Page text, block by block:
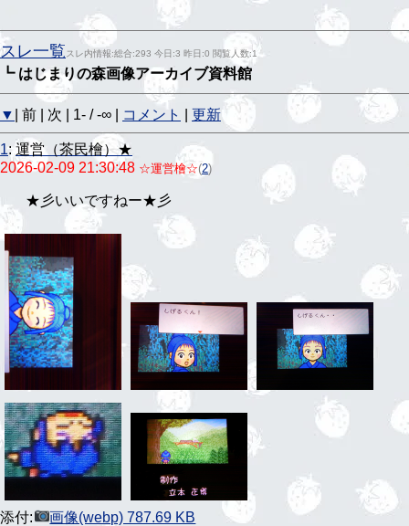
スレ一覧 スレ内情報:総合:293 今日:3 昨日:0 閲覧人数:1
┗ はじまりの森画像アーカイブ資料館
▼ | 前 | 次 | 1- / -∞ | コメント 更新
1:運営（茶民檜）★
2026-02-09 21:30:48 ☆運営檜☆(2)
いですねー★彡
添付:
画像(webp) 787.69 KB